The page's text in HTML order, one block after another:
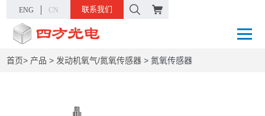
ENG CN 联系我们
首页> 产品 > 发动机氧气/氮氧传感器 >氮氧传感器